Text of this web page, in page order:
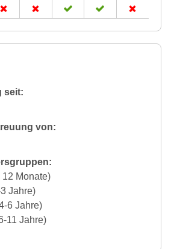
seit:
von:
Monate)
Jahre)
6 Jahre)
11 Jahre)